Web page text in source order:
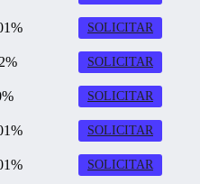
SOLICITAR
SOLICITAR
SOLICITAR
SOLICITAR
SOLICITAR